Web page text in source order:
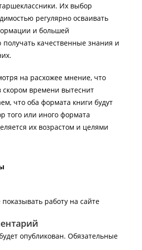
Их выбор
регулярно осваивать
и большей
качественные знания и
на расхожее мнение, что
скором времени вытеснит
что оба формата книги будут
того или иного формата
их возрастом и целями
работу на сайте
опубликован. Обязательные